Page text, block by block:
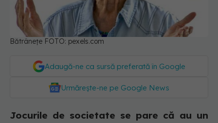
Bătrânețe FOTO: pexels.com
Adaugă-ne ca sursă preferată în Google
Urmărește-ne pe Google News
Jocurile de societate se pare că au un